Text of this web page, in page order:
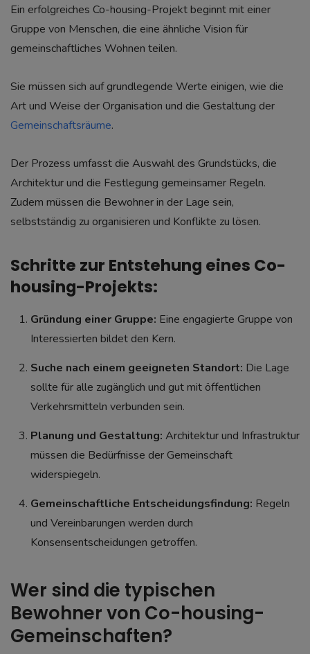
Ein erfolgreiches Co-housing-Projekt beginnt mit einer
Gruppe von Menschen, die eine ähnliche Vision für
gemeinschaftliches Wohnen teilen.
Sie müssen sich auf grundlegende Werte einigen, wie die
Art und Weise der Organisation und die Gestaltung der
Gemeinschaftsräume.
Der Prozess umfasst die Auswahl des Grundstücks, die
Architektur und die Festlegung gemeinsamer Regeln.
Zudem müssen die Bewohner in der Lage sein,
selbstständig zu organisieren und Konflikte zu lösen.
Schritte zur Entstehung eines Co-
housing-Projekts:
Gründung einer Gruppe: Eine engagierte Gruppe von
Interessierten bildet den Kern.
Suche nach einem geeigneten Standort: Die Lage
sollte für alle zugänglich und gut mit öffentlichen
Verkehrsmitteln verbunden sein.
Planung und Gestaltung: Architektur und Infrastruktur
müssen die Bedürfnisse der Gemeinschaft
widerspiegeln.
Gemeinschaftliche Entscheidungsfindung: Regeln
und Vereinbarungen werden durch
Konsensentscheidungen getroffen.
Wer sind die typischen
Bewohner von Co-housing-
Gemeinschaften?